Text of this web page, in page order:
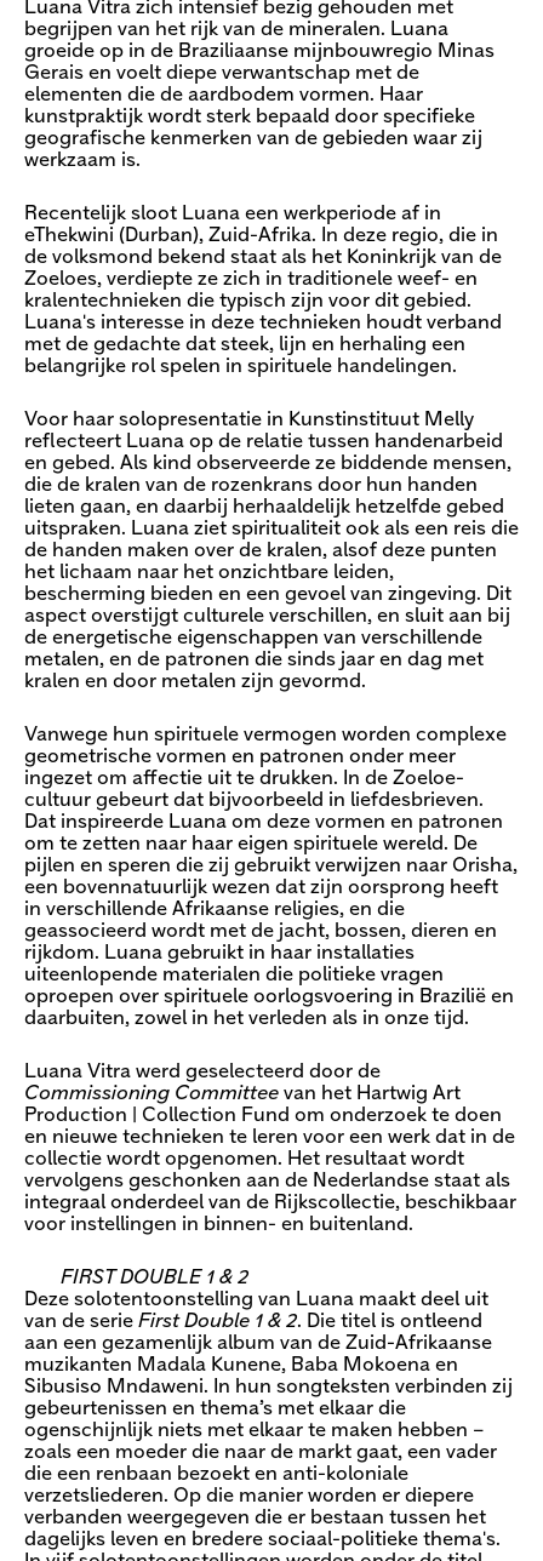
Luana Vitra zich intensief bezig gehouden met
begrijpen van het rijk van de mineralen. Luana
groeide op in de Braziliaanse mijnbouwregio Minas
Gerais en voelt diepe verwantschap met de
elementen die de aardbodem vormen. Haar
kunstpraktijk wordt sterk bepaald door specifieke
geografische kenmerken van de gebieden waar zij
werkzaam is.
Recentelijk sloot Luana een werkperiode af in
eThekwini (Durban), Zuid-Afrika. In deze regio, die in
de volksmond bekend staat als het Koninkrijk van de
Zoeloes, verdiepte ze zich in traditionele weef- en
kralentechnieken die typisch zijn voor dit gebied.
Luana's interesse in deze technieken houdt verband
met de gedachte dat steek, lijn en herhaling een
belangrijke rol spelen in spirituele handelingen.
Voor haar solopresentatie in Kunstinstituut Melly
reflecteert Luana op de relatie tussen handenarbeid
en gebed. Als kind observeerde ze biddende mensen,
die de kralen van de rozenkrans door hun handen
lieten gaan, en daarbij herhaaldelijk hetzelfde gebed
uitspraken. Luana ziet spiritualiteit ook als een reis die
de handen maken over de kralen, alsof deze punten
het lichaam naar het onzichtbare leiden,
bescherming bieden en een gevoel van zingeving. Dit
aspect overstijgt culturele verschillen, en sluit aan bij
de energetische eigenschappen van verschillende
metalen, en de patronen die sinds jaar en dag met
kralen en door metalen zijn gevormd.
Vanwege hun spirituele vermogen worden complexe
geometrische vormen en patronen onder meer
ingezet om affectie uit te drukken. In de Zoeloe-
cultuur gebeurt dat bijvoorbeeld in liefdesbrieven.
Dat inspireerde Luana om deze vormen en patronen
om te zetten naar haar eigen spirituele wereld. De
pijlen en speren die zij gebruikt verwijzen naar Orisha,
een bovennatuurlijk wezen dat zijn oorsprong heeft
in verschillende Afrikaanse religies, en die
geassocieerd wordt met de jacht, bossen, dieren en
rijkdom. Luana gebruikt in haar installaties
uiteenlopende materialen die politieke vragen
oproepen over spirituele oorlogsvoering in Brazilië en
daarbuiten, zowel in het verleden als in onze tijd.
Luana Vitra werd geselecteerd door de
Commissioning Committee van het Hartwig Art
Production | Collection Fund om onderzoek te doen
en nieuwe technieken te leren voor een werk dat in de
collectie wordt opgenomen. Het resultaat wordt
vervolgens geschonken aan de Nederlandse staat als
integraal onderdeel van de Rijkscollectie, beschikbaar
voor instellingen in binnen- en buitenland.
FIRST DOUBLE 1 & 2
Deze solotentoonstelling van Luana maakt deel uit
van de serie First Double 1 & 2. Die titel is ontleend
aan een gezamenlijk album van de Zuid-Afrikaanse
muzikanten Madala Kunene, Baba Mokoena en
Sibusiso Mndaweni. In hun songteksten verbinden zij
gebeurtenissen en thema’s met elkaar die
ogenschijnlijk niets met elkaar te maken hebben –
zoals een moeder die naar de markt gaat, een vader
die een renbaan bezoekt en anti-koloniale
verzetsliederen. Op die manier worden er diepere
verbanden weergegeven die er bestaan tussen het
dagelijks leven en bredere sociaal-politieke thema's.